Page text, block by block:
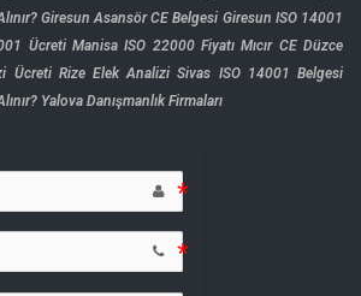
Giresun Asansör CE Belgesi Giresun ISO 14001
Ücreti Manisa ISO 22000 Fiyatı Mıcır CE Düzce
Ücreti Rize Elek Analizi Sivas ISO 14001 Belgesi
Yalova Danışmanlık Firmaları